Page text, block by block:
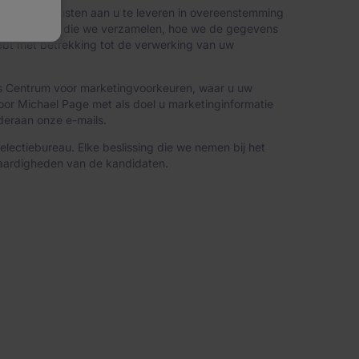
onze diensten aan u te leveren in overeenstemming
die we verzamelen, hoe we de gegevens
met betrekking tot de verwerking van uw
voor marketingvoorkeuren, waar u uw
Michael Page met als doel u marketinginformatie
onze e-mails.
Elke beslissing die we nemen bij het
van de kandidaten.